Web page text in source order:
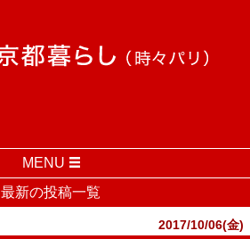
MENU
最新の投稿一覧
2017/10/06(金)